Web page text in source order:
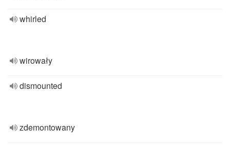
whirled
wirowały
dismounted
zdemontowany